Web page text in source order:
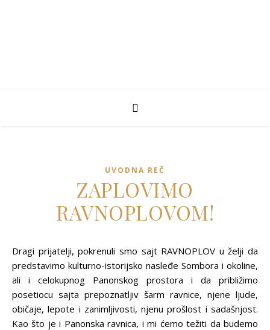
UVODNA REČ
ZAPLOVIMO
RAVNOPLOVOM!
Dragi prijatelji, pokrenuli smo sajt RAVNOPLOV u želji da
predstavimo kulturno-istorijsko nasleđe Sombora i okoline,
ali i celokupnog Panonskog prostora i da približimo
posetiocu sajta prepoznatljiv šarm ravnice, njene ljude,
običaje, lepote i zanimljivosti, njenu prošlost i sadašnjost.
Kao što je i Panonska ravnica, i mi ćemo težiti da budemo